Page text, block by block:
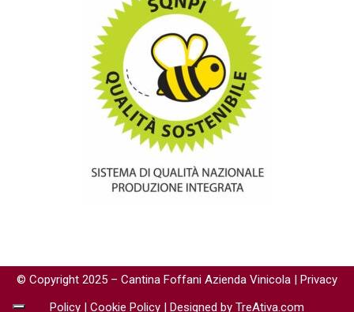
© Copyright 2025 – Cantina Foffani Azienda Vinicola | Privacy
Policy | Cookie Policy | Designed by TreAtiva.com